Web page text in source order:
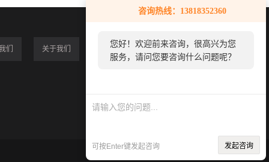
咨询热线：13818352360
您好！欢迎前来咨询，很高兴为您
服务，请问您要咨询什么问题呢？
可按Enter键发起咨询 发起咨询
们 关于我们